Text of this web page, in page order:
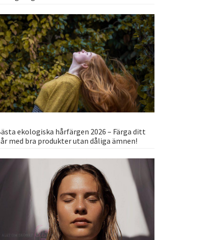
ekologiska hårfärgen 2026 – Färga ditt
med bra produkter utan dåliga ämnen!